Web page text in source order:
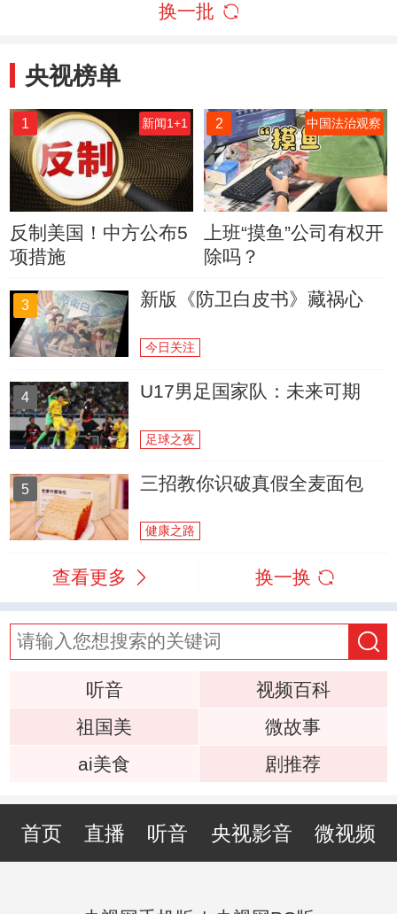
格走势如何？
换一批
央视榜单
1 新闻1+1
反制美国！中方公布5
项措施
2 中国法治观察
上班“摸鱼”公司有权开
除吗？
3 新版《防卫白皮书》藏祸心
今日关注
4 U17男足国家队：未来可期
足球之夜
5 三招教你识破真假全麦面包
健康之路
查看更多 换一换
听音
视频百科
祖国美
微故事
ai美食
剧推荐
首页 直播 听音 央视影音 微视频